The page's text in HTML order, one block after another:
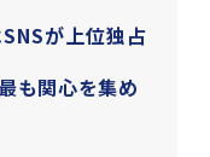
が上位独占
も関心を集め